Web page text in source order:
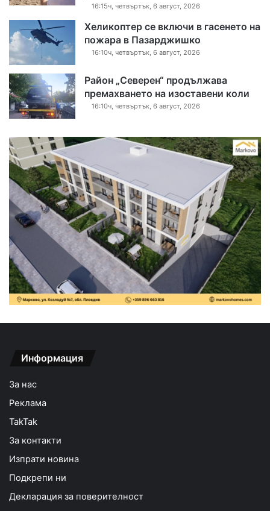
16:15ч, четвъртък, 6 август, 2026
Хеликоптер се включи в гасенето на
пожара в Пазарджишко
16:10ч, четвъртък, 6 август, 2026
Район „Северен“ продължава
премахването на изоставени коли
16:10ч, четвъртък, 6 август, 2026
Информация
За нас
Реклама
TakTak
За контакти
Изпрати новина
Подкрепи ни
Декларация за поверителност